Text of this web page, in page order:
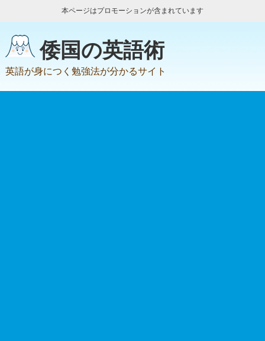
本ページはプロモーションが含まれています
倭国の英語術
英語が身につく勉強法が分かるサイト